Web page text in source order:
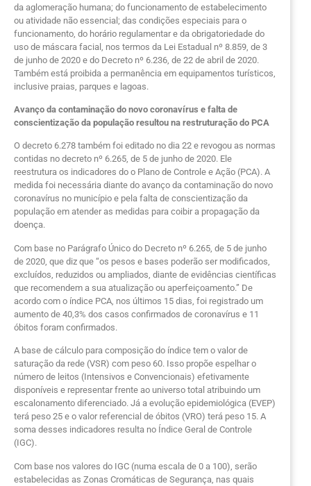
da aglomeração humana; do funcionamento de estabelecimento
ou atividade não essencial; das condições especiais para o
funcionamento, do horário regulamentar e da obrigatoriedade do
uso de máscara facial, nos termos da Lei Estadual nº 8.859, de 3
de junho de 2020 e do Decreto nº 6.236, de 22 de abril de 2020.
Também está proibida a permanência em equipamentos turísticos,
inclusive praias, parques e lagoas.
Avanço da contaminação do novo coronavírus e falta de
conscientização da população resultou na restruturação do PCA
O decreto 6.278 também foi editado no dia 22 e revogou as normas
contidas no decreto nº 6.265, de 5 de junho de 2020. Ele
reestrutura os indicadores do o Plano de Controle e Ação (PCA). A
medida foi necessária diante do avanço da contaminação do novo
coronavírus no município e pela falta de conscientização da
população em atender as medidas para coibir a propagação da
doença.
Com base no Parágrafo Único do Decreto nº 6.265, de 5 de junho
de 2020, que diz que “os pesos e bases poderão ser modificados,
excluídos, reduzidos ou ampliados, diante de evidências científicas
que recomendem a sua atualização ou aperfeiçoamento.” De
acordo com o índice PCA, nos últimos 15 dias, foi registrado um
aumento de 40,3% dos casos confirmados de coronavírus e 11
óbitos foram confirmados.
A base de cálculo para composição do índice tem o valor de
saturação da rede (VSR) com peso 60. Isso propõe espelhar o
número de leitos (Intensivos e Convencionais) efetivamente
disponíveis e representar frente ao universo total atribuindo um
escalonamento diferenciado. Já a evolução epidemiológica (EVEP)
terá peso 25 e o valor referencial de óbitos (VRO) terá peso 15. A
soma desses indicadores resulta no Índice Geral de Controle
(IGC).
Com base nos valores do IGC (numa escala de 0 a 100), serão
estabelecidas as Zonas Cromáticas de Segurança, nas quais